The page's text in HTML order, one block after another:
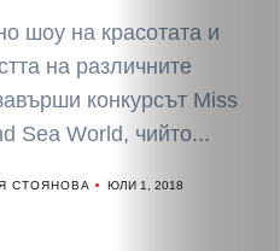
шоу на красотата и
на различните
конкурсът Miss
Sea World, чийто...
СТОЯНОВА ЮЛИ 1, 2018